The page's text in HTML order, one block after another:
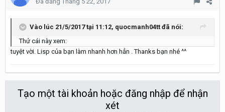
Vào lúc 21/5/2017 tại 11:12, quocmanh04tt đã nói:
Thử cái này xem:
tuyệt vời. Lisp của bạn làm nhanh hơn hẳn . Thanks bạn nhé ^^
Tạo một tài khoản hoặc đăng nhập để nhận
xét